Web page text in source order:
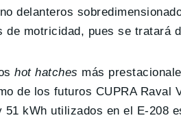
delanteros
de motricidad, pues se tratará
hot hatches más
de los futuros CUPRA Raval
kWh utilizados en el E-208